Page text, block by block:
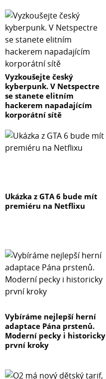
Vyzkoušejte český
kyberpunk. V Netspectre
se stanete elitním
hackerem napadajícím
korporátní sítě
Ukázka z GTA 6 bude mít
premiéru na Netflixu
Vybíráme nejlepší herní
adaptace Pána prstenů.
Moderní pecky i historicky
první kroky